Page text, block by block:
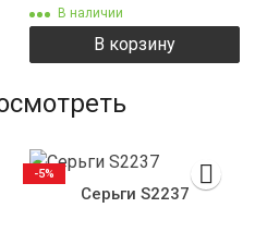
В наличии
В корзину
Серьги S2237
-5%